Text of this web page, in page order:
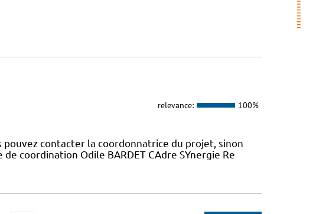
relevance: 100%
contacter la coordonnatrice du projet, sinon
coordination Odile BARDET CAdre SYnergie Re